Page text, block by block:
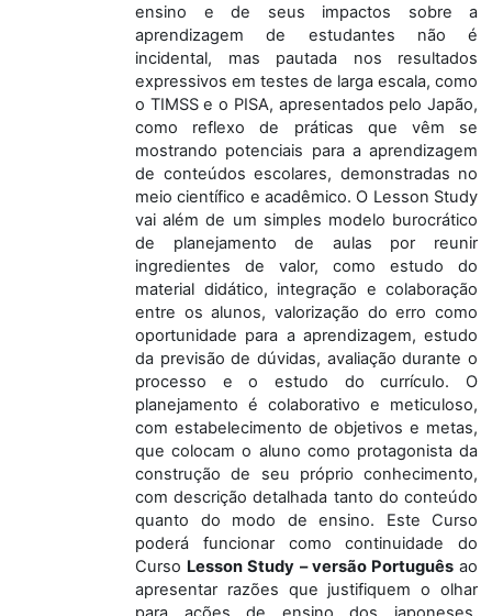
ensino e de seus impactos sobre a
aprendizagem de estudantes não é
incidental, mas pautada nos resultados
expressivos em testes de larga escala, como
o TIMSS e o PISA, apresentados pelo Japão,
como reflexo de práticas que vêm se
mostrando potenciais para a aprendizagem
de conteúdos escolares, demonstradas no
meio científico e acadêmico. O Lesson Study
vai além de um simples modelo burocrático
de planejamento de aulas por reunir
ingredientes de valor, como estudo do
material didático, integração e colaboração
entre os alunos, valorização do erro como
oportunidade para a aprendizagem, estudo
da previsão de dúvidas, avaliação durante o
processo e o estudo do currículo. O
planejamento é colaborativo e meticuloso,
com estabelecimento de objetivos e metas,
que colocam o aluno como protagonista da
construção de seu próprio conhecimento,
com descrição detalhada tanto do conteúdo
quanto do modo de ensino. Este Curso
poderá funcionar como continuidade do
Curso Lesson Study – versão Portuguêsao
apresentar razões que justifiquem o olhar